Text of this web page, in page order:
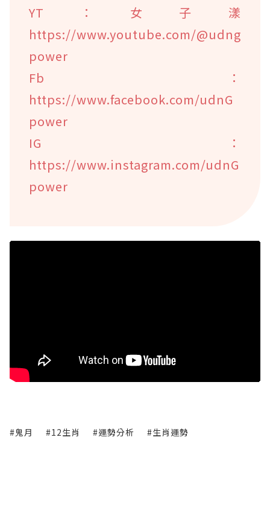
YT：女子漾
https://www.youtube.com/@udng
power
Fb：
https://www.facebook.com/udnG
power
IG：
https://www.instagram.com/udnG
power
#鬼月 #12生肖 #運勢分析 #生肖運勢